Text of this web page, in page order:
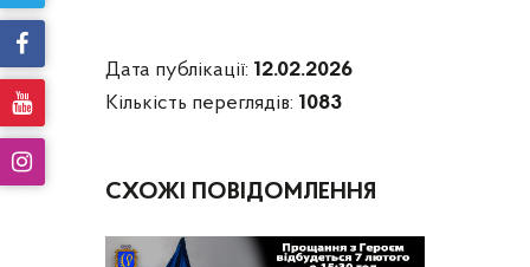
Дата публікації: 12.02.2026
Кількість переглядів: 1083
СХОЖІ ПОВІДОМЛЕННЯ